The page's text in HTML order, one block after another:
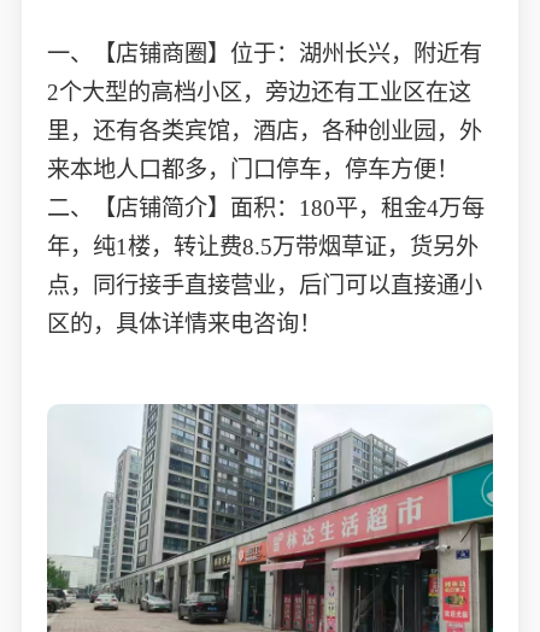
一、【店铺商圈】位于：湖州长兴，附近有
2个大型的高档小区，旁边还有工业区在这
里，还有各类宾馆，酒店，各种创业园，外
来本地人口都多，门口停车，停车方便！
二、【店铺简介】面积：180平，租金4万每
年，纯1楼，转让费8.5万带烟草证，货另外
点，同行接手直接营业，后门可以直接通小
区的，具体详情来电咨询！